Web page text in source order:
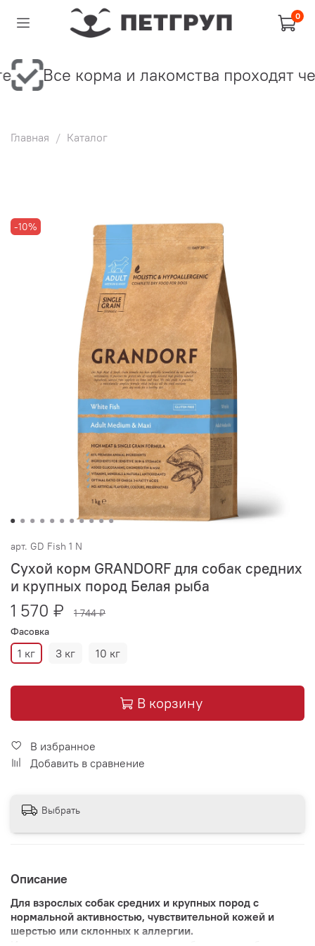
0
Все корма и лакомства проходят
Главная Каталог
-10%
арт. GD Fish 1 N
Сухой корм GRANDORF для собак средних
и крупных пород Белая рыба
1 570 ₽
1 744 ₽
Фасовка
1 кг 3 кг 10 кг
В корзину
В избранное
Добавить в сравнение
Выбрать
Описание
Для взрослых собак средних и крупных пород с
нормальной активностью, чувствительной кожей и
шерстью или склонных к аллергии.